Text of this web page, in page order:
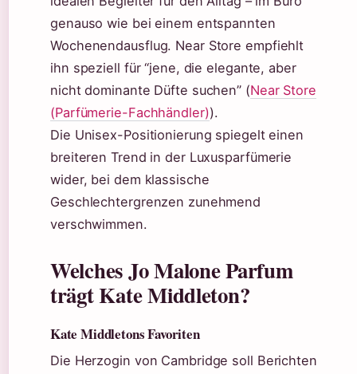
genauso wie bei einem entspannten
Wochenendausflug. Near Store empfiehlt
ihn speziell für “jene, die elegante, aber
nicht dominante Düfte suchen” (Near Store
(Parfümerie-Fachhändler)).
Die Unisex-Positionierung spiegelt einen
breiteren Trend in der Luxusparfümerie
wider, bei dem klassische
Geschlechtergrenzen zunehmend
verschwimmen.
Welches Jo Malone Parfum
trägt Kate Middleton?
Kate Middletons Favoriten
Die Herzogin von Cambridge soll Berichten